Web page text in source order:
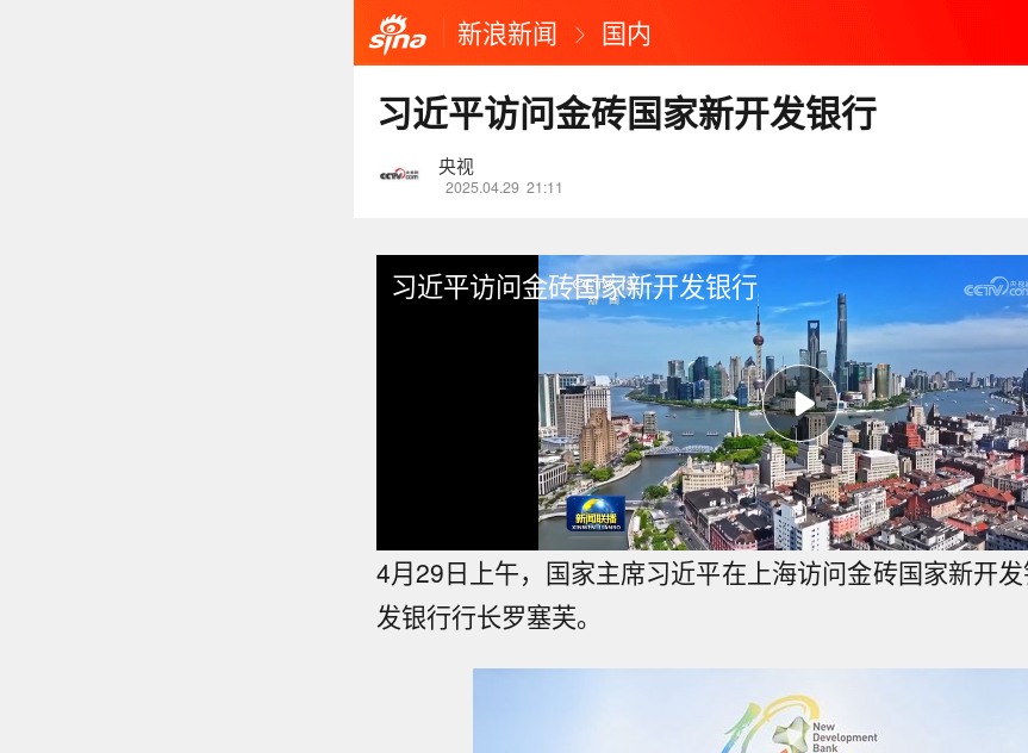
新浪新闻 国内
习近平访问金砖国家新开发银行
央视
2025.04.29 21:11
习近平访问金砖国家新开发银行
4月29日上午，国家主席习近平在上海访问金砖国家新开
发银行行长罗塞芙。